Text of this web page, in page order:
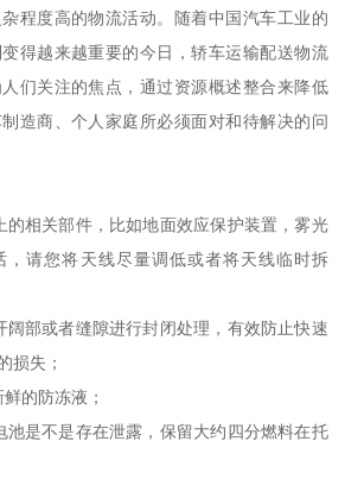
程度高的物流活动。随着中国汽车工业的
得越来越重要的今日，轿车运输配送物流
们关注的焦点，通过资源概述整合来降低
造商、个人家庭所必须面对和待解决的问
的相关部件，比如地面效应保护装置，雾光
，请您将天线尽量调低或者将天线临时拆
阔部或者缝隙进行封闭处理，有效防止快速
损失；
的防冻液；
池是不是存在泄露，保留大约四分燃料在托